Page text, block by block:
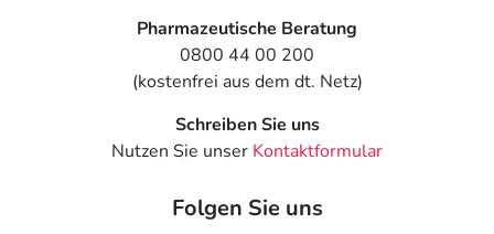
Pharmazeutische Beratung
0800 44 00 200
(kostenfrei aus dem dt. Netz)
Schreiben Sie uns
Nutzen Sie unser Kontaktformular
Folgen Sie uns